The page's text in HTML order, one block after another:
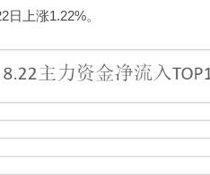
上涨1.22%。